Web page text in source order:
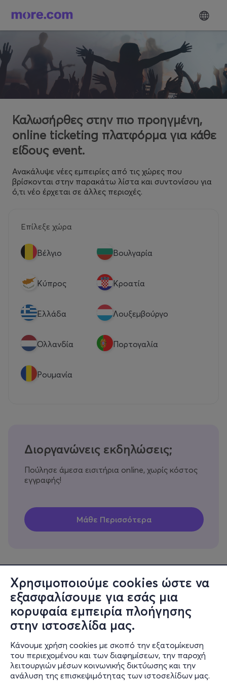
Χρησιμοποιούμε cookies ώστε να
εξασφαλίσουμε για εσάς μια
κορυφαία εμπειρία πλοήγησης
στην ιστοσελίδα μας.
Κάνουμε χρήση cookies με σκοπό την εξατομίκευση
του περιεχομένου και των διαφημίσεων, την παροχή
λειτουργιών μέσων κοινωνικής δικτύωσης και την
ανάλυση της επισκεψιμότητας των ιστοσελίδων μας.
Καλωσήρθες στην πιο προηγμένη,
online ticketing πλατφόρμα για κάθε
είδους event.
Ανακάλυψε νέες εμπειρίες από τις χώρες που
βρίσκονται στην παρακάτω λίστα και συντονίσου για
ό,τι νέο έρχεται σε άλλες περιοχές.
Επίλεξε χώρα
Βέλγιο Βουλγαρία
Κύπρος Κροατία
Eλλάδα Λουξεμβούργο
Ολλανδία Πορτογαλία
Ρουμανία
Διοργανώνεις εκδηλώσεις;
Πούλησε άμεσα εισιτήρια online, χωρίς κόστος
εγγραφής!
Πληροφορίες
Υποστήριξη
Stay Connected